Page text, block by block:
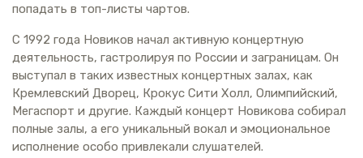
попадать в топ-листы чартов.
С 1992 года Новиков начал активную концертную
деятельность, гастролируя по России и заграницам. Он
выступал в таких известных концертных залах, как
Кремлевский Дворец, Крокус Сити Холл, Олимпийский,
Мегаспорт и другие. Каждый концерт Новикова собирал
полные залы, а его уникальный вокал и эмоциональное
исполнение особо привлекали слушателей.